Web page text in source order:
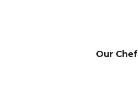
Our Chef